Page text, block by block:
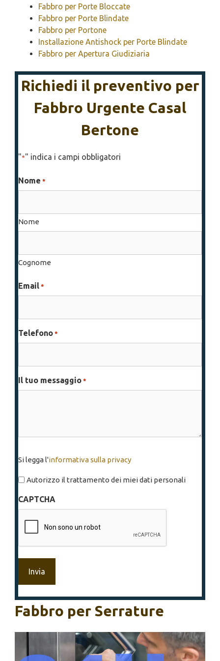
Fabbro per Porte Bloccate
Fabbro per Porte Blindate
Fabbro per Portone
Installazione Antishock per Porte Blindate
Fabbro per Apertura Giudiziaria
Richiedi il preventivo per
Fabbro Urgente Casal
Bertone
"*" indica i campi obbligatori
Nome *
Nome
Cognome
Email *
Telefono *
Il tuo messaggio *
legga
l'informativa
privacy
Si legga l'informativa sulla privacy
Autorizzo il trattamento dei miei dati personali
CAPTCHA
Fabbro per Serrature